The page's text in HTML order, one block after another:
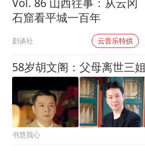
石窟看平城一百年
剧谈社 云音乐特供
书慧我心